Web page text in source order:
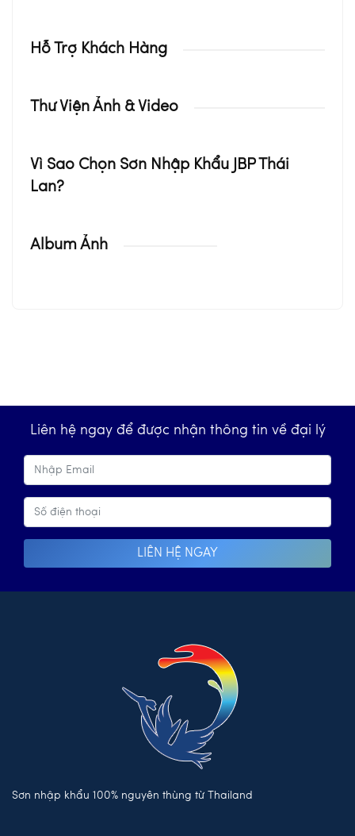
Hỗ Trợ Khách Hàng
Thư Viện Ảnh & Video
Vì Sao Chọn Sơn Nhập Khẩu JBP Thái
Lan?
Album Ảnh
Liên hệ ngay để được nhận thông tin về đại lý
Sơn nhập khẩu 100% nguyên thùng từ Thailand